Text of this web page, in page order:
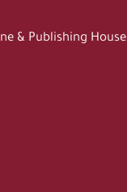
& Publishing House